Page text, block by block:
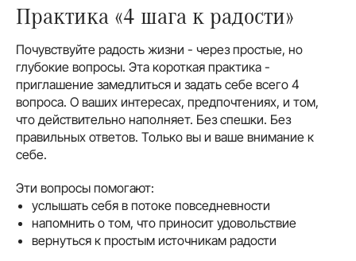
Практика «4 шага к радости»
Почувствуйте радость жизни - через простые, но
глубокие вопросы. Эта короткая практика -
приглашение замедлиться и задать себе всего 4
вопроса. О ваших интересах, предпочтениях, и том,
что действительно наполняет. Без спешки. Без
правильных ответов. Только вы и ваше внимание к
себе.
Эти вопросы помогают:
услышать себя в потоке повседневности
напомнить о том, что приносит удовольствие
вернуться к простым источникам радости